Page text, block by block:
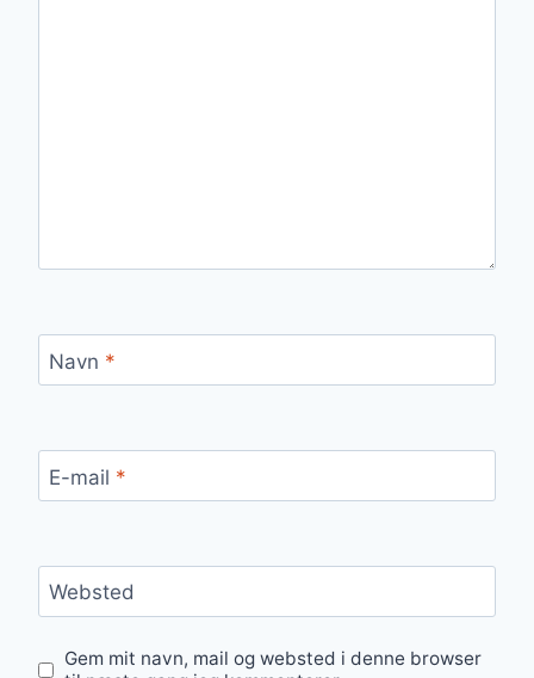
Navn *
E-mail *
Websted
Gem mit navn, mail og websted i denne browser